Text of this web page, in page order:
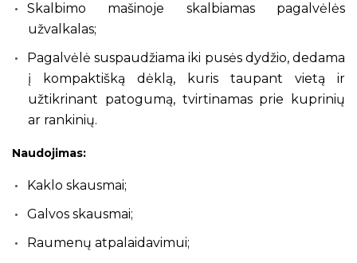
Skalbimo mašinoje skalbiamas pagalvėlės
užvalkalas;
Pagalvėlė suspaudžiama iki pusės dydžio, dedama
į kompaktišką dėklą, kuris taupant vietą ir
užtikrinant patogumą, tvirtinamas prie kuprinių
ar rankinių.
Naudojimas:
Kaklo skausmai;
Galvos skausmai;
Raumenų atpalaidavimui;